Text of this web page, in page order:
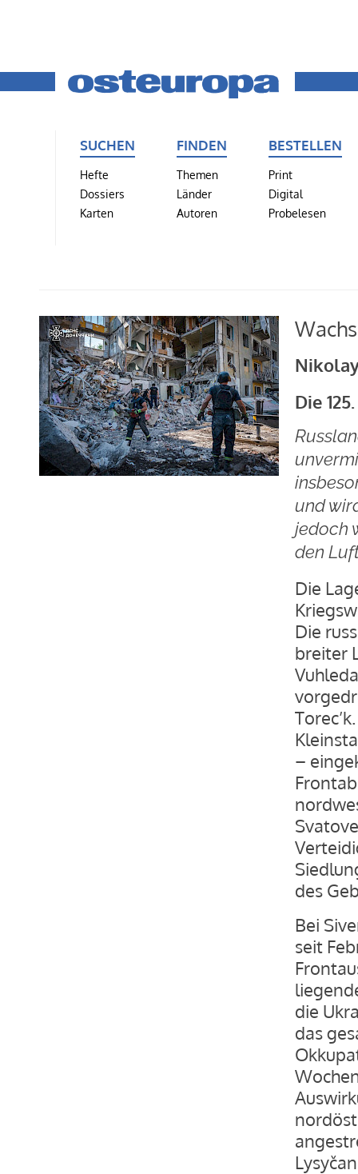
SUCHEN
Hefte
Dossiers
Karten
FINDEN
Themen
Länder
Autoren
BESTELLEN
Print
Digital
Probelesen
Die
und
jedoch
den
Die
Die
breiter
–
des
Bei
seit
die
das